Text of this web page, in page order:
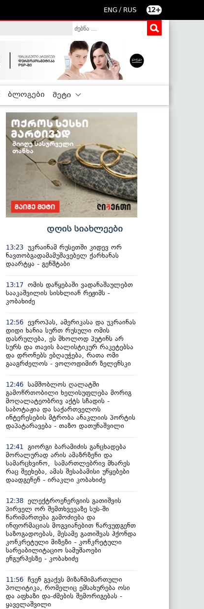
ENG / RUS 12+
ბლოგები მეტი
დღის სიახლეები
13:23 უკრაინამ რუსეთში კიდევ ორ
ნავთობგადამამუშავებელ ქარხანას
დაარტყა - გენშტაბი
13:17 ომის დაწყებაში ვადანაშაულებთ
სააკაშვილის სისხლიან რეჟიმს -
კობახიძე
12:56 ევროპას, ამერიკასა და უკრაინას
დიდი ხანია სურთ რუსული ომის
დასრულება, ეს მხოლოდ პუტინს არ
სურს და თავის ბალისტიკურ რაკეტებსა
და დრონებს ებღაუჭება, რათა ომი
გააგრძელოს - ვოლოდიმირ ზელენსკი
12:46 სამშობლოს ღალატში
გამოწრთობილი ხელისუფლება მორიგ
მოღალატეობრივ აქტს სჩადის -
საბოტაჟია და საქართველოს
ინტერესების მტრობა ანაკლიის პორტის
დაპატარავება - თაზო დათუნაშვილი
12:41
გიორგი ბარამიძის განცხადება
მორალურად არის ამაზრზენი და
სამარცხვინო, სამართლებრივ მხარეს
რაც შეეხება, ამას შესაბამისი უწყებები
დაადგენენ - ირაკლი კობახიძე
12:38 ელექტროენერგიის გათიშვის
პირველ ორ შემთხვევაზე სუს-ში
წარიმართება გამოძიება და
ინფორმაციას მოგვიანებით წარვუდგენთ
საზოგადოებას, მესამე გათიშვას ჰქონდა
კონკრეტული მიზეზი - კონკრეტული
სარეაბილიტაციო სამუშაოები
ენგურჰესზე - კობახიძე
11:56 ჩვენ გვაქვს მიზანმიმართული
პოლიტიკა, რომელიც ემსახურება ოსი
და აფხაზი და-ძმების შემორიგებას -
ყაველაშვილი